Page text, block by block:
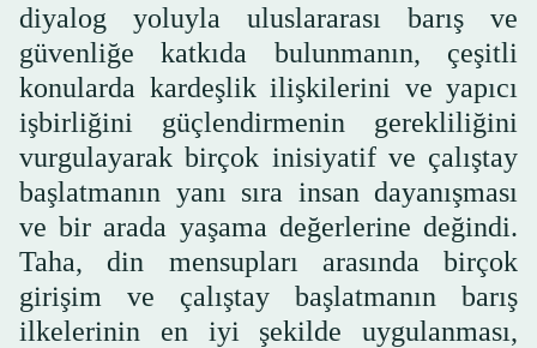
diyalog yoluyla uluslararası barış ve
güvenliğe katkıda bulunmanın, çeşitli
konularda kardeşlik ilişkilerini ve yapıcı
işbirliğini güçlendirmenin gerekliliğini
vurgulayarak birçok inisiyatif ve çalıştay
başlatmanın yanı sıra insan dayanışması
ve bir arada yaşama değerlerine değindi.
Taha, din mensupları arasında birçok
girişim ve çalıştay başlatmanın barış
ilkelerinin en iyi şekilde uygulanması,